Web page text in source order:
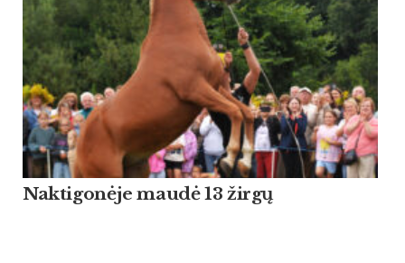
Naktigonėje maudė 13 žirgų